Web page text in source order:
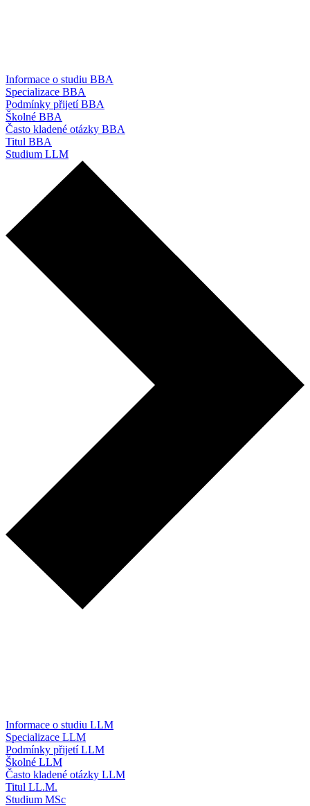
Informace o studiu BBA
Specializace BBA
Podmínky přijetí BBA
Školné BBA
Často kladené otázky BBA
Titul BBA
Studium LLM
Informace o studiu LLM
Specializace LLM
Podmínky přijetí LLM
Školné LLM
Často kladené otázky LLM
Titul LL.M.
Studium MSc